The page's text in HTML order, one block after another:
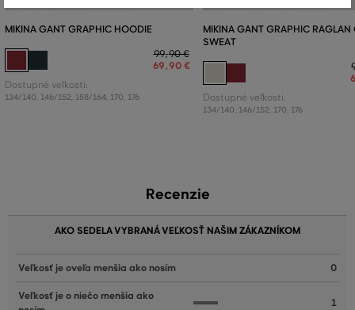
MIKINA GANT GRAPHIC HOODIE
99,90 €
69,90 €
Dostupné veľkosti:
134/140, 146/152, 158/164, 170, 176
MIKINA GANT GRAPHIC RAGLAN
SWEAT
Dostupné veľkosti:
134/140, 146/152, 170, 176
Recenzie
AKO SEDELA VYBRANÁ VEĽKOSŤ NAŠIM ZÁKAZNÍKOM
Veľkosť je oveľa menšia ako nosím 0
Veľkosť je o niečo menšia ako
1